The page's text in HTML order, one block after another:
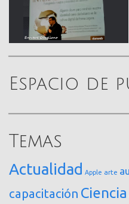
Espacio de
Temas
Actualidad Apple arte
capacitación Ciencia